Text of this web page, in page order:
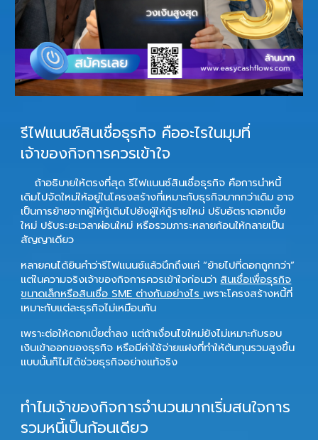
รีไฟแนนซ์สินเชื่อธุรกิจ คืออะไรในมุมที่
เจ้าของกิจการควรเข้าใจ
ถ้าอธิบายให้ตรงที่สุด รีไฟแนนซ์สินเชื่อธุรกิจ คือการนำหนี้
เดิมไปจัดใหม่ให้อยู่ในโครงสร้างที่เหมาะกับธุรกิจมากกว่าเดิม อาจ
เป็นการย้ายจากผู้ให้กู้เดิมไปยังผู้ให้กู้รายใหม่ ปรับอัตราดอกเบี้ย
ใหม่ ปรับระยะเวลาผ่อนใหม่ หรือรวมภาระหลายก้อนให้กลายเป็น
สัญญาเดียว
หลายคนได้ยินคำว่ารีไฟแนนซ์แล้วนึกถึงแค่ “ย้ายไปที่ดอกถูกกว่า”
แต่ในความจริงเจ้าของกิจการควรเข้าใจก่อนว่า สินเชื่อเพื่อธุรกิจ
ขนาดเล็กหรือสินเชื่อ SME ต่างกันอย่างไร เพราะโครงสร้างหนี้ที่
เหมาะกับแต่ละธุรกิจไม่เหมือนกัน
เพราะต่อให้ดอกเบี้ยต่ำลง แต่ถ้าเงื่อนไขใหม่ยังไม่เหมาะกับรอบ
เงินเข้าออกของธุรกิจ หรือมีค่าใช้จ่ายแฝงที่ทำให้ต้นทุนรวมสูงขึ้น
แบบนั้นก็ไม่ได้ช่วยธุรกิจอย่างแท้จริง
ทำไมเจ้าของกิจการจำนวนมากเริ่มสนใจการ
รวมหนี้เป็นก้อนเดียว